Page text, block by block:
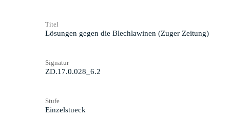
Titel
Lösungen gegen die Blechlawinen (Zuger Zeitung)
Signatur
ZD.17.0.028_6.2
Stufe
Einzelstueck